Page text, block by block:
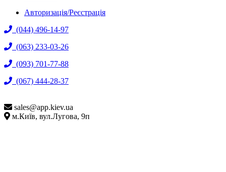
Авторизація/Реєстрація
(044) 496-14-97
(063) 233-03-26
(093) 701-77-88
(067) 444-28-37
sales@app.kiev.ua
м.Київ, вул.Лугова, 9п